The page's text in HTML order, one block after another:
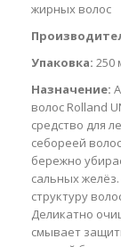
жирных волос
Упаковка: 250
Назначение:
волос Rolland
средство для
себореей
бережно
сальных
структуру
Деликатно
смывает